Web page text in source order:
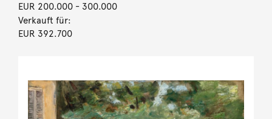
EUR 200.000- 300.000
Verkauft für:
EUR 392.700